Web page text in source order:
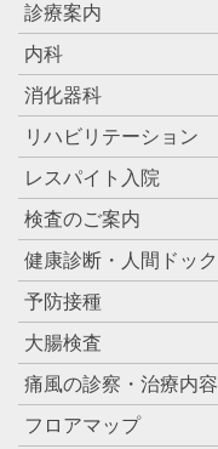
診療案内
内科
消化器科
リハビリテーション
レスパイト入院
検査のご案内
健康診断・人間ドック
予防接種
大腸検査
痛風の診察・治療内容
フロアマップ